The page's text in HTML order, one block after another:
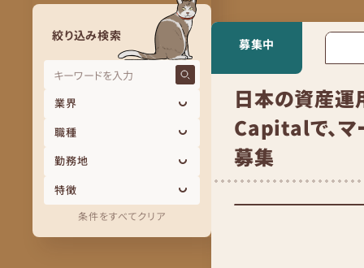
絞り込み検索
業界
職種
勤務地
特徴
条件をすべてクリア
募集中
日本の資産
Capitalで、マ
募集